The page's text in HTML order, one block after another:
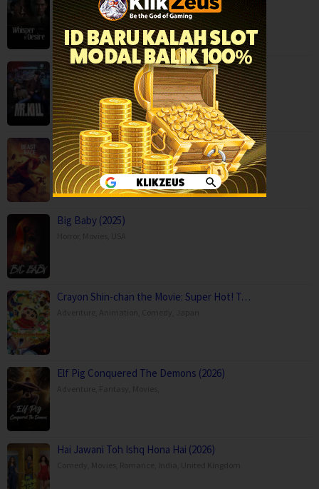
Mystery,Serial TV,
Mr.Kill (2026)
Drama,Mystery,Serial TV,Thailand
Beast Race (2026)
Action,Movies,Science Fiction,Thriller,Brazil
Big Baby (2025)
Crayon Shin-chan the Movie: Super Hot! T…
Elf Pig Conquered The Demons (2026)
Hai Jawani Toh Ishq Hona Hai (2026)